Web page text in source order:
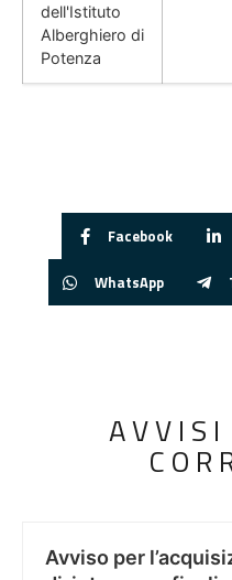
dell'Istituto
Alberghiero di
Potenza
Facebook
WhatsApp
Avviso per